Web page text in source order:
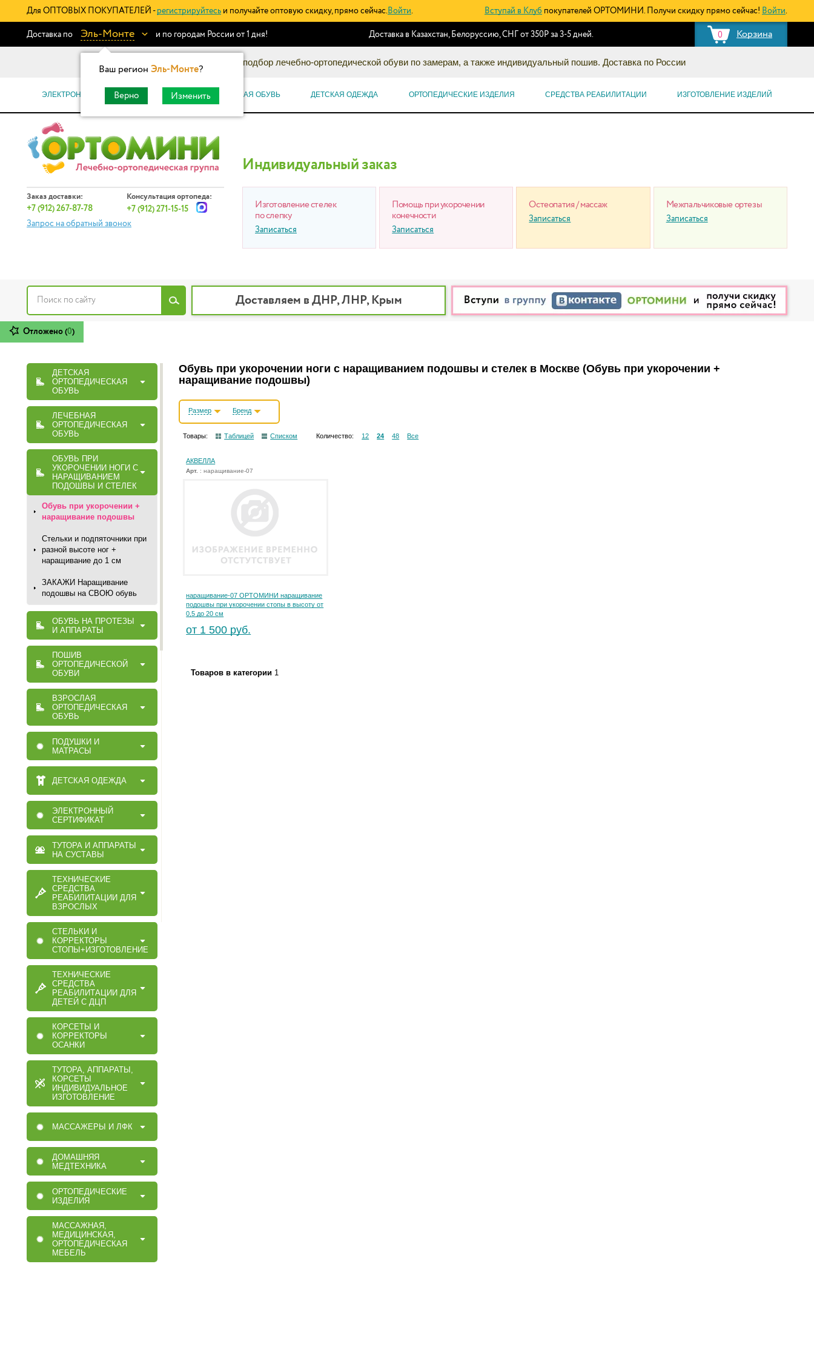
Для ОПТОВЫХ ПОКУПАТЕЛЕЙ - регистрируйтесь и получайте оптовую скидку, прямо сейчас.Войти. Вступай в Клуб покупателей ОРТОМИНИ. Получи скидку прямо сейчас! Войти.
Доставка по Эль-Монте
Ваш регион Эль-Монте?
Верно Изменить
и по городам России от 1 дня! 0 Корзина
Доставка в Казахстан, Белоруссию, СНГ от 350Р за 3-5 дней.
Информационный каталог: подбор лечебно-ортопедической обуви по замерам, а также индивидуальный пошив. Доставка по России
ЭЛЕКТРОННЫЕ СЕРТИФИКАТЫ ОРТОПЕДИЧЕСКАЯ ОБУВЬ ДЕТСКАЯ ОДЕЖДА ОРТОПЕДИЧЕСКИЕ ИЗДЕЛИЯ СРЕДСТВА РЕАБИЛИТАЦИИ ИЗГОТОВЛЕНИЕ ИЗДЕЛИЙ
Заказ доставки:
+7 (912) 267-87-78
Консультация ортопеда:
+7 (912) 271-15-15
Запрос на обратный звонок
Индивидуальный заказ
Изготовление стелек
по слепку
Записаться
Помощь при укорочении
конечности
Записаться
Остеопатия / массаж
Записаться
Межпальчиковые ортезы
Записаться
Доставляем в ДНР, ЛНР, Крым
Отложено (0)
ДЕТСКАЯ
ОРТОПЕДИЧЕСКАЯ
ОБУВЬ
ЛЕЧЕБНАЯ
ОРТОПЕДИЧЕСКАЯ
ОБУВЬ
ОБУВЬ ПРИ
УКОРОЧЕНИИ НОГИ С
НАРАЩИВАНИЕМ
ПОДОШВЫ И СТЕЛЕК
Обувь при укорочении +
наращивание подошвы
Стельки и подпяточники при
разной высоте ног +
наращивание до 1 см
ЗАКАЖИ Наращивание
подошвы на СВОЮ обувь
ОБУВЬ НА ПРОТЕЗЫ
И АППАРАТЫ
ПОШИВ
ОРТОПЕДИЧЕСКОЙ
ОБУВИ
ВЗРОСЛАЯ
ОРТОПЕДИЧЕСКАЯ
ОБУВЬ
ПОДУШКИ И
МАТРАСЫ
ДЕТСКАЯ ОДЕЖДА
ЭЛЕКТРОННЫЙ
СЕРТИФИКАТ
ТУТОРА И АППАРАТЫ
НА СУСТАВЫ
ТЕХНИЧЕСКИЕ
СРЕДСТВА
РЕАБИЛИТАЦИИ ДЛЯ
ВЗРОСЛЫХ
СТЕЛЬКИ И
КОРРЕКТОРЫ
СТОПЫ+ИЗГОТОВЛЕНИЕ
ТЕХНИЧЕСКИЕ
СРЕДСТВА
РЕАБИЛИТАЦИИ ДЛЯ
ДЕТЕЙ С ДЦП
КОРСЕТЫ И
КОРРЕКТОРЫ
ОСАНКИ
ТУТОРА, АППАРАТЫ,
КОРСЕТЫ
ИНДИВИДУАЛЬНОЕ
ИЗГОТОВЛЕНИЕ
МАССАЖЕРЫ И ЛФК
ДОМАШНЯЯ
МЕДТЕХНИКА
ОРТОПЕДИЧЕСКИЕ
ИЗДЕЛИЯ
МАССАЖНАЯ,
МЕДИЦИНСКАЯ,
ОРТОПЕДИЧЕСКАЯ
МЕБЕЛЬ
Обувь при укорочении ноги с наращиванием подошвы и стелек в Москве(Обувь при укорочении +
наращивание подошвы)
Размер Бренд
Товары: Таблицей Списком Количество: 12 24 48 Все
АКВЕЛЛА
Арт. : наращивание-07
наращивание-07 ОРТОМИНИ наращивание
подошвы при укорочении стопы в высоту от
0,5 до 20 см
от 1 500 руб.
Товаров в категории 1